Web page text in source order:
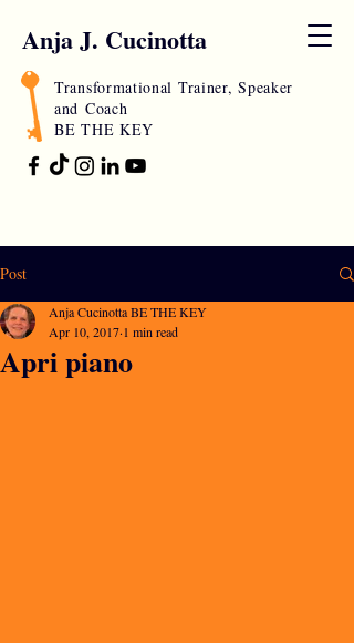
Anja J. Cucinotta
Transformational Trainer, Speaker
and Coach
BE THE KEY
Post
Apri piano
Anja Cucinotta BE THE KEY
Apr 10, 2017 1 min read